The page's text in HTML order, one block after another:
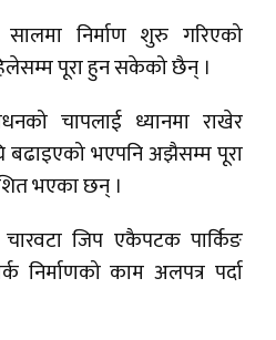
निर्माण शुरु गरिएको
पूरा हुन सकेको छैन् ।
चापलाई ध्यानमा राखेर
बढाइएको भएपनि अझैसम्म पूरा
भएका छन् ।
जिप एकैपटक पार्किङ
निर्माणको काम अलपत्र पर्दा